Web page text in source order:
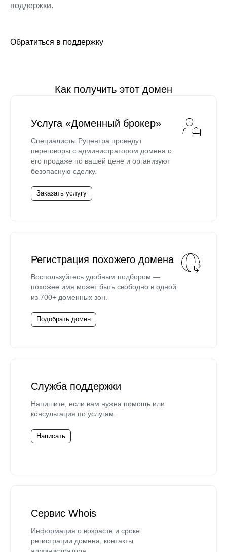
поддержки.
Обратиться в поддержку
Как получить этот домен
Услуга «Доменный брокер»
Специалисты Руцентра проведут
переговоры с администратором домена о
его продаже по вашей цене и организуют
безопасную сделку.
Заказать услугу
Регистрация похожего домена
Воспользуйтесь удобным подбором —
похожее имя может быть свободно в одной
из 700+ доменных зон.
Подобрать домен
Служба поддержки
Напишите, если вам нужна помощь или
консультация по услугам.
Написать
Сервис Whois
Информация о возрасте и сроке
регистрации домена, контакты